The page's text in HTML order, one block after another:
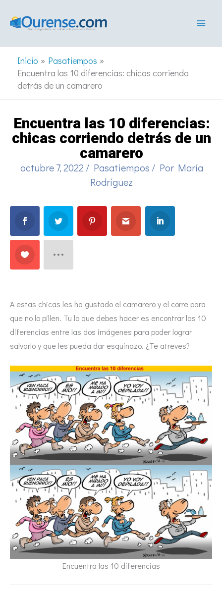
Inicio
Pasatiempos
Encuentra las 10 diferencias: chicas corriendo
detrás de un camarero
Encuentra las 10 diferencias:
chicas corriendo detrás de un
camarero
octubre 7, 2022 / Pasatiempos / Por María
Rodríguez
A estas chicas les ha gustado el camarero y el corre para
que no lo pillen. Tu lo que debes hacer es encontrar las 10
diferencias entre las dos imágenes para poder lograr
salvarlo y que les pueda dar esquinazo. ¿Te atreves?
Encuentra las 10 diferencias